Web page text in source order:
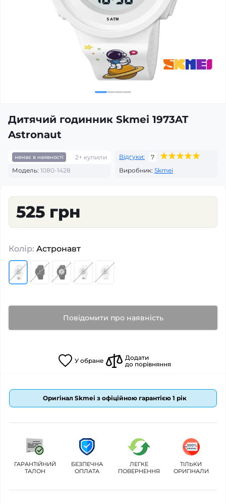
Дитячий годинник Skmei 1973AT
Astronaut
немає в наявності 2+ купили Відгуки:
7
Модель: 1080-1428 Виробник: Skmei
525 грн
Колір: Астронавт
Повідомити про наявність
У обране
Додати
до порівняння
Оригінал Skmei з офіційною гарантією 1 рік
ГАРАНТІЙНИЙ
ТАЛОН
БЕЗПЕЧНА
ОПЛАТА
ЛЕГКЕ
ПОВЕРНЕННЯ
ТІЛЬКИ
ОРИГІНАЛИ